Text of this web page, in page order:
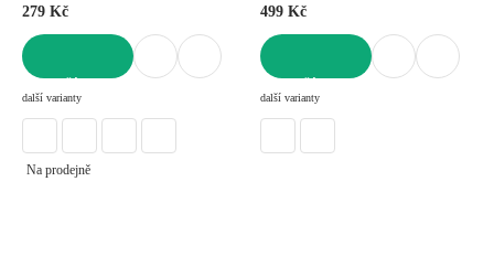
279 Kč
další varianty
Na prodejně
499 Kč
další varianty